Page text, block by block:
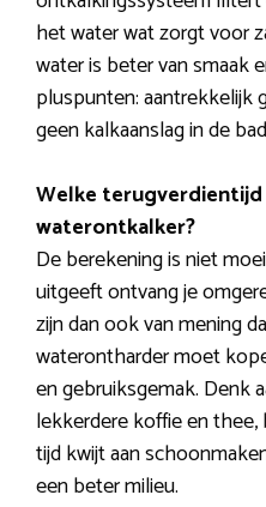
het water wat zorgt voor
water is beter van smaak
pluspunten: aantrekkelijk
geen kalkaanslag in de
Welke
waterontkalker?
De berekening is niet
uitgeeft ontvang je
zijn dan ook van mening
waterontharder moet
en gebruiksgemak. Denk
lekkerdere koffie en
tijd kwijt aan
een beter milieu.